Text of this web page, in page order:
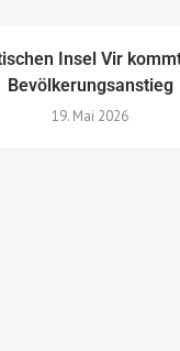
Insel Vir
Bevölkerungsanstieg
19. Mai 2026